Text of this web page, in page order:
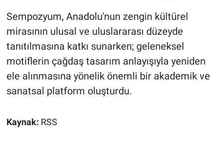
Sempozyum, Anadolu'nun zengin kültürel
mirasının ulusal ve uluslararası düzeyde
tanıtılmasına katkı sunarken; geleneksel
motiflerin çağdaş tasarım anlayışıyla yeniden
ele alınmasına yönelik önemli bir akademik ve
sanatsal platform oluşturdu.
Kaynak: RSS